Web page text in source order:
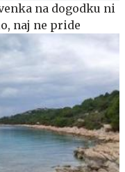
na dogodku ni
naj ne pride